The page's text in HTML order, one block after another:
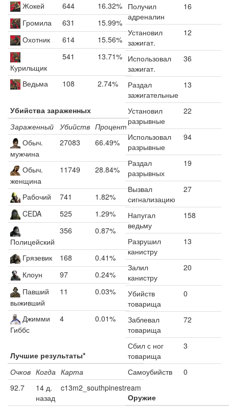
Жокей 644
16.32%
Громила
631
15.99%
Охотник
614 15.56%
Курильщик
541 13.71%
Ведьма 108 2.74%
Убийства зараженных
Зараженный Убийств Процент
Обыч.
мужчина
27083 66.49%
Обыч.
женщина
11749 28.84%
Рабочий 741
1.82%
CEDA
525 1.29%
Полицейский
356 0.87%
Грязевик 168
0.41%
Клоун
97
0.24%
Павший
выживший
11 0.03%
Джимми
Гиббс
4 0.01%
Лучшие результаты*
Очков Когда Карта
92.7
14 д.
назад
c13m2_southpinestream
Получил
адреналин
16
Установил
зажигат.
12
Использовал
зажигат.
36
Раздал
зажигательные
13
Установил
разрывные
22
Использовал
разрывные
94
Раздал
разрывных
19
Вызвал
сигнализацию
27
Напугал
ведьму
158
Разрушил
канистру
13
Залил
канистру
20
Убийств
товарища
0
Заблевал
товарища
72
Сбил с ног
товарища
3
Самоубийств 0
Оружие